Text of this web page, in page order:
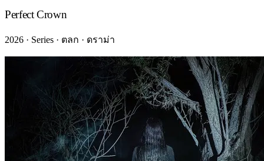
Perfect Crown
2026 · Series · ตลก · ดราม่า